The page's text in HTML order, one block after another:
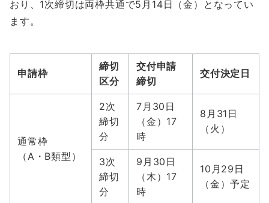
おり、1次締切は両枠共通で5月14日（金）となってい
ます。
申請枠
締切
区分
交付申請
締切
交付決定日
通常枠
（A・B類型）
2次
締切
分
7月30日
（金）17
時
8月31日
（火）
3次
締切
分
9月30日
（木）17
時
10月29日
（金）予定